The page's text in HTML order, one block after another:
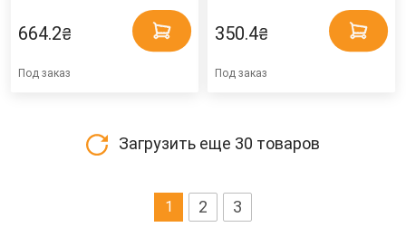
664.2₴
Под заказ
350.4₴
Под заказ
Загрузить еще 30 товаров
1 2 3